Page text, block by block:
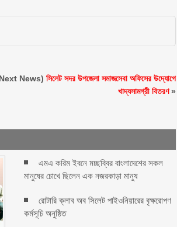
News)সিলেট সদর উপজেলা সমাজসেবা অফিসের উদ্যোগে
খাদ্যসামগ্রী বিতরণ»
এমএ করিম ইবনে মচ্ছব্বির বাংলাদেশের সকল
মানুষের চোখে ছিলেন এক নজরকাড়া মানুষ ‎
রোটারি ক্লাব অব সিলেট পাইওনিয়ারের বৃক্ষরোপণ
কর্মসূচি অনুষ্ঠিত